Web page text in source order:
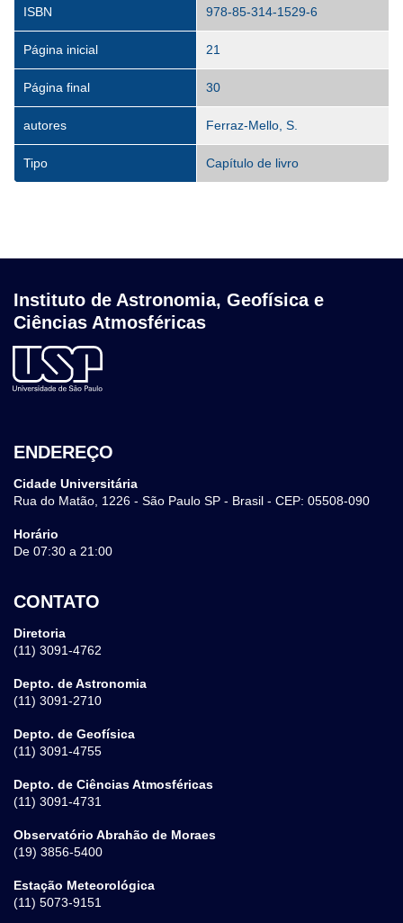
ISBN 978-85-314-1529-6
Página inicial 21
Página final 30
autores Ferraz-Mello, S.
Tipo Capítulo de livro
Instituto de Astronomia, Geofísica e
Ciências Atmosféricas
ENDEREÇO
Cidade Universitária
Rua do Matão, 1226 - São Paulo SP - Brasil - CEP: 05508-090
Horário
De 07:30 a 21:00
CONTATO
Diretoria
(11) 3091-4762
Depto. de Astronomia
(11) 3091-2710
Depto. de Geofísica
(11) 3091-4755
Depto. de Ciências Atmosféricas
(11) 3091-4731
Observatório Abrahão de Moraes
(19) 3856-5400
Estação Meteorológica
(11) 5073-9151